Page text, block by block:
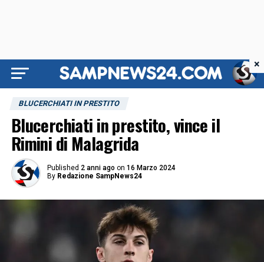
BLUCERCHIATI IN PRESTITO
Blucerchiati in prestito, vince il
Rimini di Malagrida
Published 2 anni ago on 16 Marzo 2024
By Redazione SampNews24
×